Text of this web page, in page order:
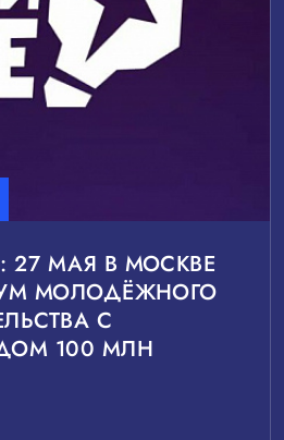
и средний бизнес
Государственно-
Муниципальные
МАЯ В МОСКВЕ
МОЛОДЁЖНОГО
С
100 МЛН